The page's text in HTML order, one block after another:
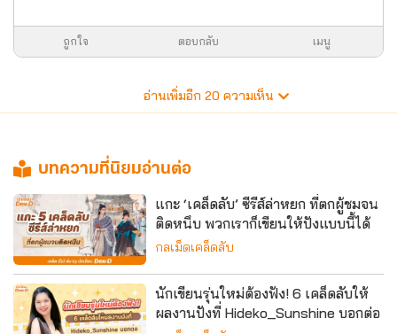
ถูกใจ ตอบกลับ เมนู
อ่านเพิ่มอีก 20 ความเห็น
บทความที่นิยมอ่านต่อ
แกะ ‘เคล็ดลับ’ ซีรีส์ล่าหยก ที่ตกผู้ชมจน
ติดหนึบ พวกเราก็เขียนให้ปังแบบนี้ได้
กลเม็ดเคล็ดลับ
นักเขียนรุ่นใหม่ต้องฟัง! 6 เคล็ดลับให้
ผลงานปังที่ Hideko_Sunshine บอกต่อ